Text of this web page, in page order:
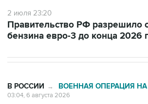
2 июля 23:20
Правительство РФ разрешило
бензина евро-3 до конца 2026
В РОССИИ → ВОЕННАЯ ОПЕРАЦИЯ
03:04, 6 августа 2026